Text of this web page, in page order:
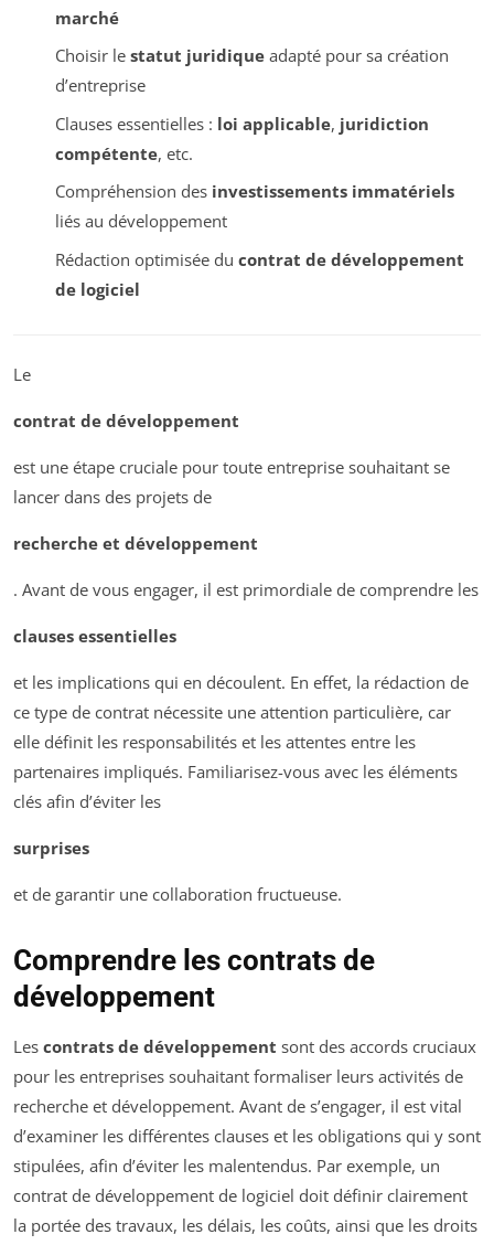
marché
Choisir le statut juridiqueadapté pour sa création
d’entreprise
Clauses essentielles : loi applicable, juridiction
compétente, etc.
Compréhension des investissements immatériels
liés au développement
Rédaction optimisée du contrat de développement
de logiciel
Le
contrat de développement
est une étape cruciale pour toute entreprise souhaitant se
lancer dans des projets de
recherche et développement
. Avant de vous engager, il est primordiale de comprendre les
clauses essentielles
et les implications qui en découlent. En effet, la rédaction de
ce type de contrat nécessite une attention particulière, car
elle définit les responsabilités et les attentes entre les
partenaires impliqués. Familiarisez-vous avec les éléments
clés afin d’éviter les
surprises
et de garantir une collaboration fructueuse.
Comprendre les contrats de
développement
Les contrats de développement sont des accords cruciaux
pour les entreprises souhaitant formaliser leurs activités de
recherche et développement. Avant de s’engager, il est vital
d’examiner les différentes clauses et les obligations qui y sont
stipulées, afin d’éviter les malentendus. Par exemple, un
contrat de développement de logiciel doit définir clairement
la portée des travaux, les délais, les coûts, ainsi que les droits